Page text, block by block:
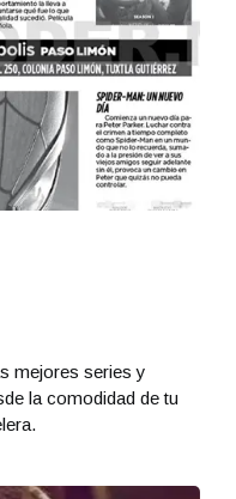
mejores series y
la comodidad de tu